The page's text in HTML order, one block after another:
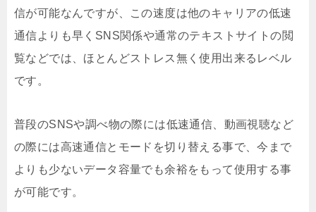
信が可能なんですが、この速度は他のキャリアの低速
通信よりも早くSNS関係や通常のテキストサイトの閲
覧などでは、ほとんどストレス無く使用出来るレベル
です。
普段のSNSや調べ物の際には低速通信、動画視聴など
の際には高速通信とモードを切り替える事で、今まで
よりも少ないデータ容量でも余裕をもって使用する事
が可能です。